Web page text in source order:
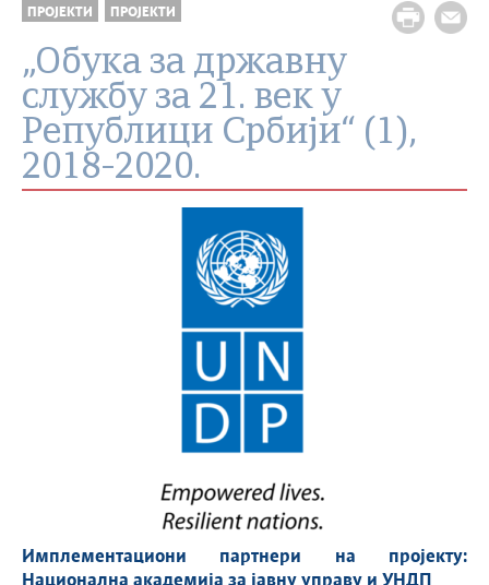
ПРОЈЕКТИ ПРОЈЕКТИ
„Обука за државну
службу за 21. век у
Републици Србији“ (1),
2018-2020.
Имплементациони партнери на пројекту:
Национална академија за јавну управу и УНДП